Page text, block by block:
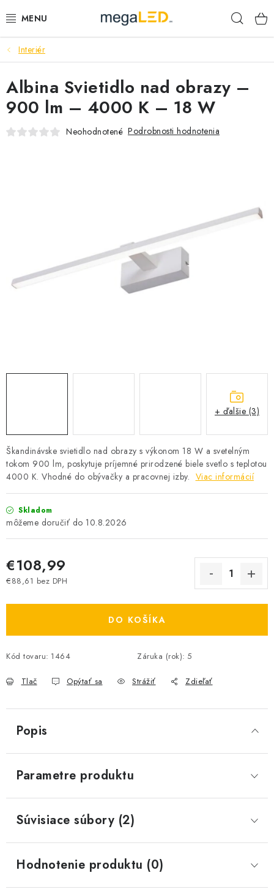
na
PRIEMYSEL
SVIETIDLÁ
ŽIAROVKY A TRUBICE
SOLÁRNE SYSTÉMY
OBCHODNÉ PODMIENKY
O NÁS - MEGALED & JANTON ZÁKAMENNÉ
Reklamácie a formulár na odstúpenie od zmluvy
O nás - MEGALED & JANTON Zákamenné
Zľavy pre profíkov
Hodnotenie obchodu
Interiér
Škandinávske svietidlo nad obrazy s výkonom 18 W a svetelným
tokom 900 lm, poskytuje príjemné prirodzené biele svetlo s teplotou
4000 K. Vhodné do obývačky a pracovnej izby. Viac informácií
Skladom
10.8.2026
€108,99
€88,61 bez DPH
DO KOŠÍKA
Kód tovaru: 1464 Záruka (rok): 5
Tlač Opýtať sa Strážiť Zdieľať
Albina Svietidlo nad obrazy –
900 lm – 4000 K – 18 W
Neohodnotené Podrobnosti hodnotenia
+ ďalšie (3)
Popis
Parametre produktu
Súvisiace súbory (2)
Hodnotenie produktu (0)